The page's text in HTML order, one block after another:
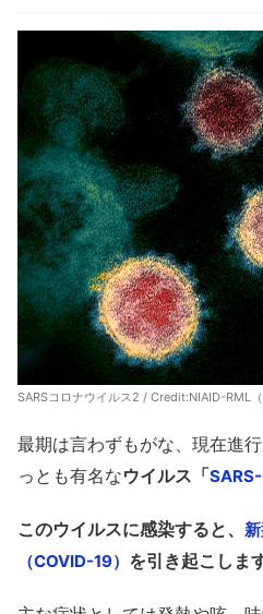
SARSコロナウイルス2 / Credit:NIAID-RML
最期は言わずもがな、現在進
っとも有名なウイルス「
このウイルスに感染すると、
（COVID-19） を引き起こします